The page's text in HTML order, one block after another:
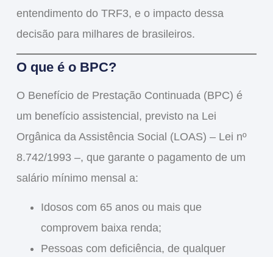
entendimento do TRF3, e o impacto dessa
decisão para milhares de brasileiros.
O que é o BPC?
O Benefício de Prestação Continuada (BPC) é
um benefício assistencial, previsto na Lei
Orgânica da Assistência Social (LOAS) – Lei nº
8.742/1993 –, que garante o pagamento de um
salário mínimo mensal a:
Idosos com 65 anos ou maisque
comprovem baixa renda;
Pessoas com deficiência, de qualquer